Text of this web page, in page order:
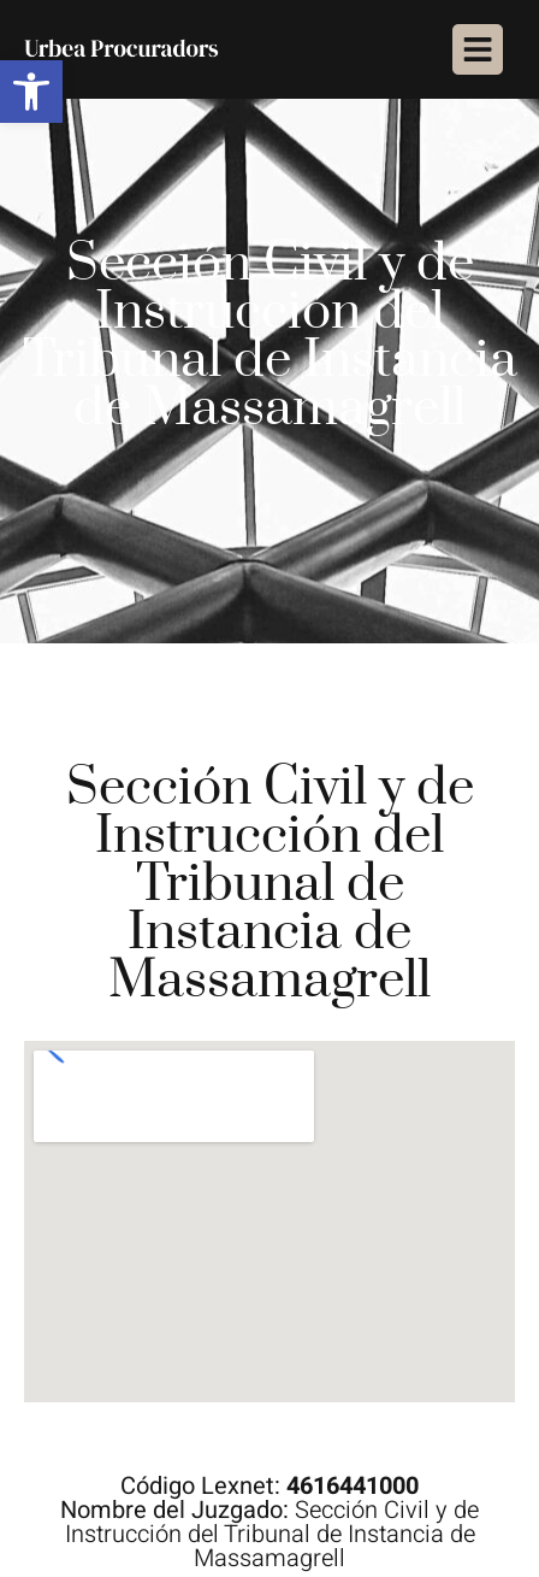
Abrir barra de herramientas
Sección Civil y de
Instrucción del
Tribunal de Instancia
de Massamagrell
Sección Civil y de
Instrucción del
Tribunal de
Instancia de
Massamagrell
Código Lexnet: 4616441000
Nombre del Juzgado: Sección Civil y de
Instrucción del Tribunal de Instancia de
Massamagrell